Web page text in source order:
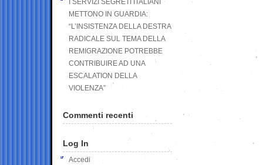
I SERVIZI SEGRETI ITALIANI
METTONO IN GUARDIA:
“L’INSISTENZA DELLA DESTRA
RADICALE SUL TEMA DELLA
REMIGRAZIONE POTREBBE
CONTRIBUIRE AD UNA
ESCALATION DELLA
VIOLENZA”
Commenti recenti
Log In
Accedi